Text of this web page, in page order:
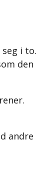
i to.
den
andre